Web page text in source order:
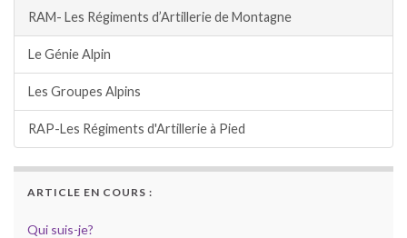
RAM- Les Régiments d’Artillerie de Montagne
Le Génie Alpin
Les Groupes Alpins
RAP-Les Régiments d'Artillerie à Pied
ARTICLE EN COURS :
Qui suis-je?